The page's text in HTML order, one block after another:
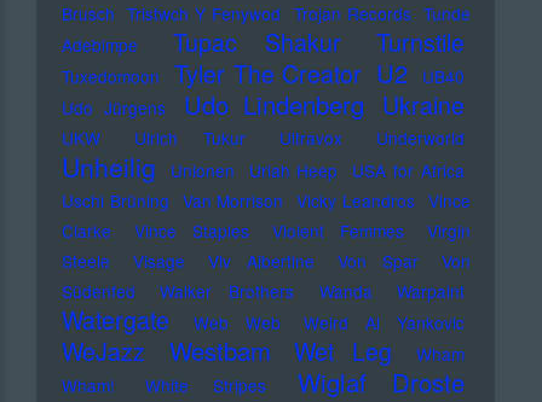
Brusch Tristwch Y Fenywod Trojan Records Tunde
Adebimpe
Tupac Shakur Turnstile
Tuxedomoon Tyler The Creator U2
UB40
Udo Jürgens
Udo Lindenberg Ukraine
UKW Ulrich Tukur Ultravox Underworld
Unheilig Unionen Uriah Heep
USA for Africa
Uschi Brüning Van Morrison Vicky Leandros Vince
Clarke
Vince Staples Violent Femmes
Virgin
Steele
Visage Viv Albertine Von Spar
Von
Südenfed
Walker Brothers Wanda Warpaint
Watergate Web Web Weird Al Yankovic
WeJazz Westbam Wet Leg
Wham
Wham!
White Stripes Wiglaf Droste